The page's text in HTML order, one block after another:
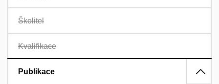
Školitel
Kvalifikace
Publikace